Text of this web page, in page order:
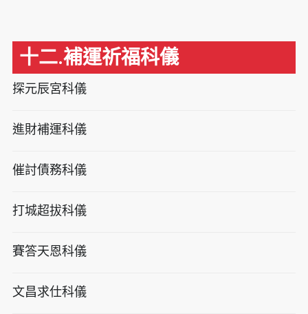
十二.補運祈福科儀
探元辰宮科儀
進財補運科儀
催討債務科儀
打城超拔科儀
賽答天恩科儀
文昌求仕科儀